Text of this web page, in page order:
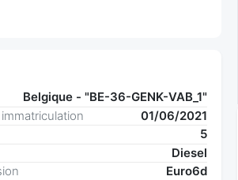
Belgique - "BE-36-GENK-VAB_1"
01/06/2021
5
Diesel
Euro6d